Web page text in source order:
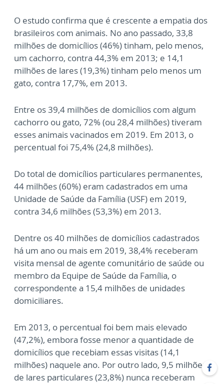
O estudo confirma que é crescente a empatia dos
brasileiros com animais. No ano passado, 33,8
milhões de domicílios (46%) tinham, pelo menos,
um cachorro, contra 44,3% em 2013; e 14,1
milhões de lares (19,3%) tinham pelo menos um
gato, contra 17,7%, em 2013.
Entre os 39,4 milhões de domicílios com algum
cachorro ou gato, 72% (ou 28,4 milhões) tiveram
esses animais vacinados em 2019. Em 2013, o
percentual foi 75,4% (24,8 milhões).
Do total de domicílios particulares permanentes,
44 milhões (60%) eram cadastrados em uma
Unidade de Saúde da Família (USF) em 2019,
contra 34,6 milhões (53,3%) em 2013.
Dentre os 40 milhões de domicílios cadastrados
há um ano ou mais em 2019, 38,4% receberam
visita mensal de agente comunitário de saúde ou
membro da Equipe de Saúde da Família, o
correspondente a 15,4 milhões de unidades
domiciliares.
Em 2013, o percentual foi bem mais elevado
(47,2%), embora fosse menor a quantidade de
domicílios que recebiam essas visitas (14,1
milhões) naquele ano. Por outro lado, 9,5 milhões
de lares particulares (23,8%) nunca receberam